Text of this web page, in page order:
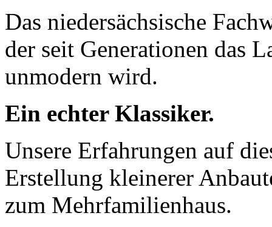
Das niedersächsische
der seit Generationen das
unmodern wird.
Ein echter Klassiker.
Unsere Erfahrungen auf
Erstellung kleinerer
zum Mehrfamilienhaus.